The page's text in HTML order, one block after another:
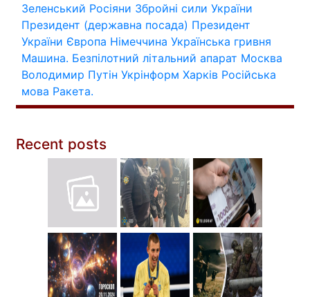
Зеленський Росіяни Збройні сили України
Президент (державна посада) Президент
України Європа Німеччина Українська гривня
Машина. Безпілотний літальний апарат Москва
Володимир Путін Укрінформ Харків Російська
мова Ракета.
Recent posts